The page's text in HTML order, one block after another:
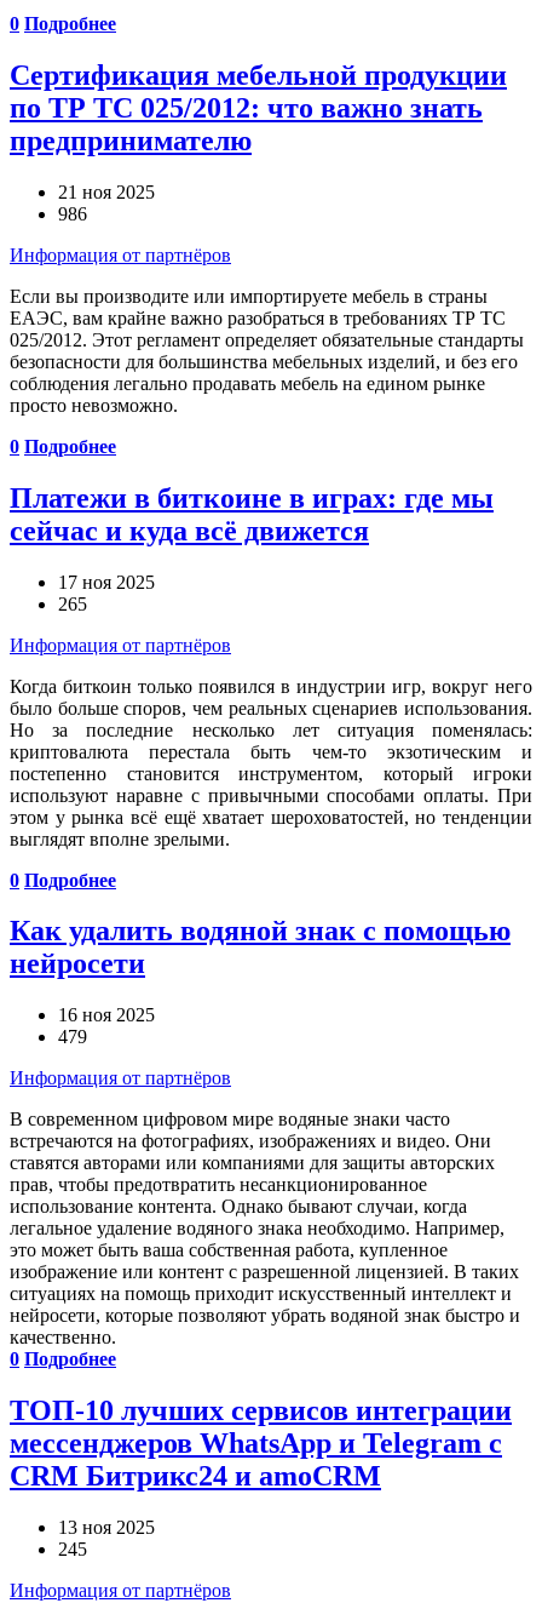
0 Подробнее
Сертификация мебельной продукции
по ТР ТС 025/2012: что важно знать
предпринимателю
21 ноя 2025
986
Информация от партнёров
Если вы производите или импортируете мебель в страны
ЕАЭС, вам крайне важно разобраться в требованиях ТР ТС
025/2012. Этот регламент определяет обязательные стандарты
безопасности для большинства мебельных изделий, и без его
соблюдения легально продавать мебель на едином рынке
просто невозможно.
0 Подробнее
Платежи в биткоине в играх: где мы
сейчас и куда всё движется
17 ноя 2025
265
Информация от партнёров
Когда биткоин только появился в индустрии игр, вокруг него
было больше споров, чем реальных сценариев использования.
Но за последние несколько лет ситуация поменялась:
криптовалюта перестала быть чем-то экзотическим и
постепенно становится инструментом, который игроки
используют наравне с привычными способами оплаты. При
этом у рынка всё ещё хватает шероховатостей, но тенденции
выглядят вполне зрелыми.
0 Подробнее
Как удалить водяной знак с помощью
нейросети
16 ноя 2025
479
Информация от партнёров
В современном цифровом мире водяные знаки часто
встречаются на фотографиях, изображениях и видео. Они
ставятся авторами или компаниями для защиты авторских
прав, чтобы предотвратить несанкционированное
использование контента. Однако бывают случаи, когда
легальное удаление водяного знака необходимо. Например,
это может быть ваша собственная работа, купленное
изображение или контент с разрешенной лицензией. В таких
ситуациях на помощь приходит искусственный интеллект и
нейросети, которые позволяют убрать водяной знак быстро и
качественно.
0 Подробнее
ТОП-10 лучших сервисов интеграции
мессенджеров WhatsApp и Telegram с
CRM Битрикс24 и amoCRM
13 ноя 2025
245
Информация от партнёров